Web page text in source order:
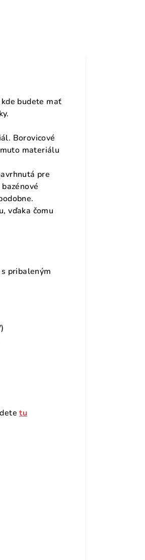
budete mať
Borovicové
materiálu
pre
vďaka čomu
pribaleným
tu